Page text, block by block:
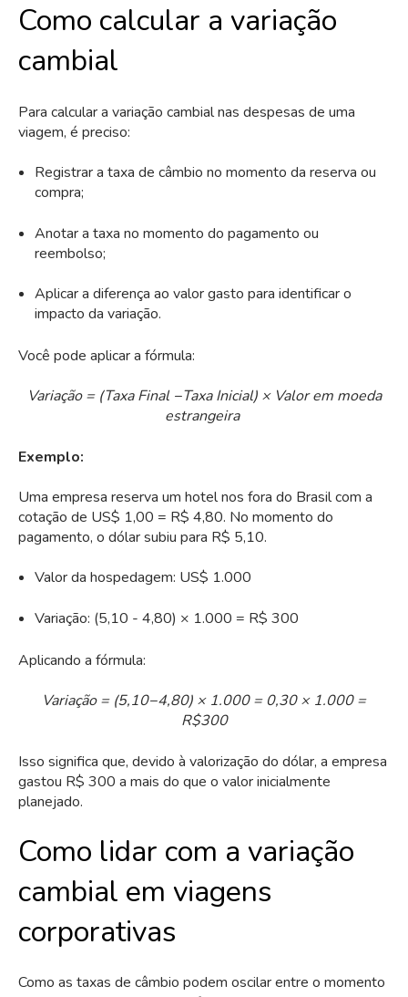
Como calcular a variação
cambial
Para calcular a variação cambial nas despesas de uma
viagem, é preciso:
Registrar a taxa de câmbio no momento da reserva ou
compra;
Anotar a taxa no momento do pagamento ou
reembolso;
Aplicar a diferença ao valor gasto para identificar o
impacto da variação.
Você pode aplicar a fórmula:
Variação = (Taxa Final −Taxa Inicial) × Valor em moeda
estrangeira
Exemplo:
Uma empresa reserva um hotel nos fora do Brasil com a
cotação de US$ 1,00 = R$ 4,80. No momento do
pagamento, o dólar subiu para R$ 5,10.
Valor da hospedagem: US$ 1.000
Variação: (5,10 - 4,80) × 1.000 = R$ 300
Aplicando a fórmula:
Variação = (5,10−4,80) × 1.000 = 0,30 × 1.000 =
R$300
Isso significa que, devido à valorização do dólar, a empresa
gastou R$ 300 a mais do que o valor inicialmente
planejado.
Como lidar com a variação
cambial em viagens
corporativas
Como as taxas de câmbio podem oscilar entre o momento